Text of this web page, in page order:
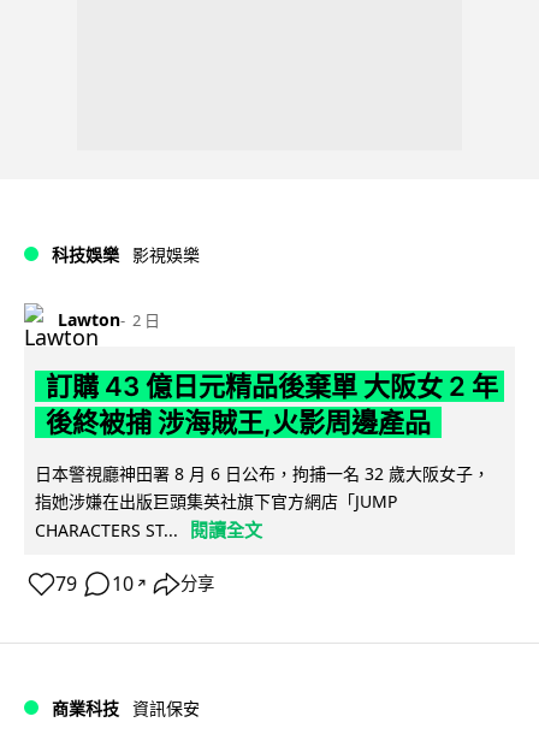
科技娛樂 影視娛樂
Lawton 2 日
訂購 43 億日元精品後棄單 大阪女 2 年
後終被捕 涉海賊王,火影周邊產品
日本警視廳神田署 8 月 6 日公布，拘捕一名 32 歲大阪女子，
指她涉嫌在出版巨頭集英社旗下官方網店「JUMP
CHARACTERS ST...
閱讀全文
79 10 ↗ 分享
商業科技 資訊保安